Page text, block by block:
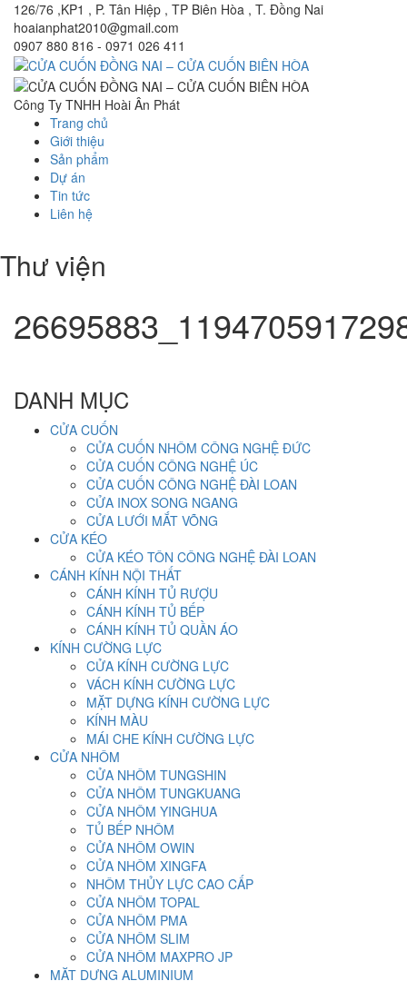
126/76 ,KP1 , P. Tân Hiệp , TP Biên Hòa , T. Đồng Nai
hoaianphat2010@gmail.com
0907 880 816 - 0971 026 411
Công Ty TNHH Hoài Ân Phát
Trang chủ
Giới thiệu
Sản phẩm
Dự án
Tin tức
Liên hệ
Thư viện
DANH MỤC
CỬA CUỐN
CỬA CUỐN NHÔM CÔNG NGHỆ ĐỨC
CỬA CUỐN CÔNG NGHỆ ÚC
CỬA CUỐN CÔNG NGHỆ ĐÀI LOAN
CỬA INOX SONG NGANG
CỬA LƯỚI MẮT VÕNG
CỬA KÉO
CỬA KÉO TÔN CÔNG NGHỆ ĐÀI LOAN
CÁNH KÍNH NỘI THẤT
CÁNH KÍNH TỦ RƯỢU
CÁNH KÍNH TỦ BẾP
CÁNH KÍNH TỦ QUẦN ÁO
KÍNH CƯỜNG LỰC
CỬA KÍNH CƯỜNG LỰC
VÁCH KÍNH CƯỜNG LỰC
MẶT DỰNG KÍNH CƯỜNG LỰC
KÍNH MÀU
MÁI CHE KÍNH CƯỜNG LỰC
CỬA NHÔM
CỬA NHÔM TUNGSHIN
CỬA NHÔM TUNGKUANG
CỬA NHÔM YINGHUA
TỦ BẾP NHÔM
CỬA NHÔM OWIN
CỬA NHÔM XINGFA
NHÔM THỦY LỰC CAO CẤP
CỬA NHÔM TOPAL
CỬA NHÔM PMA
CỬA NHÔM SLIM
CỬA NHÔM MAXPRO JP
MẶT DỰNG ALUMINIUM